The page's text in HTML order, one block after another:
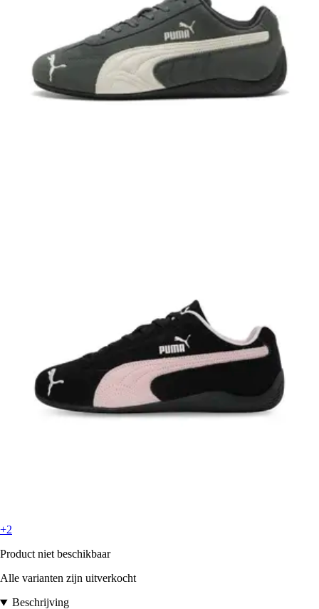
+2
Product niet beschikbaar
Alle varianten zijn uitverkocht
Beschrijving